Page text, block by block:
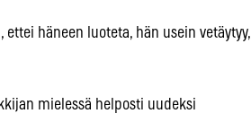
häneen luoteta, hän usein vetäytyy,
mielessä helposti uudeksi